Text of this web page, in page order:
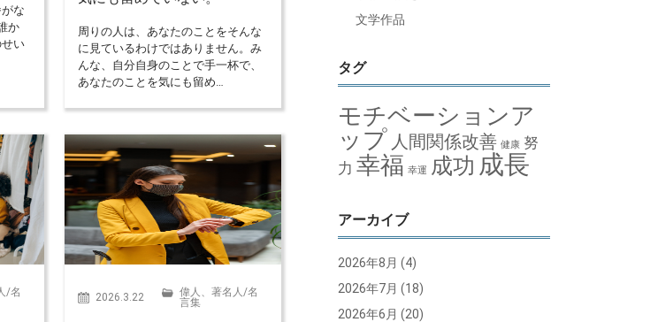
な
か
い
周りの人は、あなたのことをそんな
に見ているわけではありません。み
んな、自分自身のことで手一杯で、
あなたのことを気にも留め…
/名
2026.3.22 偉人、著名人/名
言集
文学作品
タグ
モチベーションア
ップ 人間関係改善 健康 努
力 幸福 幸運 成功 成長
アーカイブ
2026年8月 (4)
2026年7月 (18)
2026年6月 (20)